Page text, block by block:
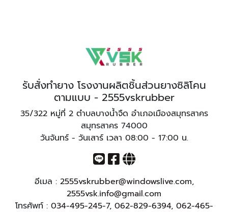
รับสั่งทำยาง โรงงานผลิตชิ้นส่วนยางซิลิโคน
ตามแบบ - 2555vskrubber
35/322 หมู่ที่ 2 ตำบลบางน้ำจืด อำเภอเมืองสมุทรสาคร
สมุทรสาคร 74000
วันจันทร์ - วันเสาร์ เวลา 08:00 - 17:00 น.
อีเมล : 2555vskrubber@windowslive.com,
2555vsk.info@gmail.com
โทรศัพท์ : 034-495-245-7, 062-829-6394, 062-465-